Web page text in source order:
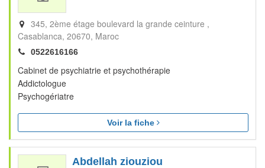
345, 2ème étage boulevard la grande ceinture
Casablanca 20670 Maroc
0522616166
Cabinet de psychiatrie et psychothérapie
Addictologue
Psychogériatre
Voir la fiche
Abdellah ziouziou